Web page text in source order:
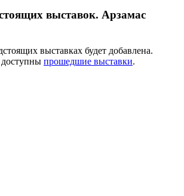
выставок. Арзамас
выставках будет добавлена.
прошедшие выставки.